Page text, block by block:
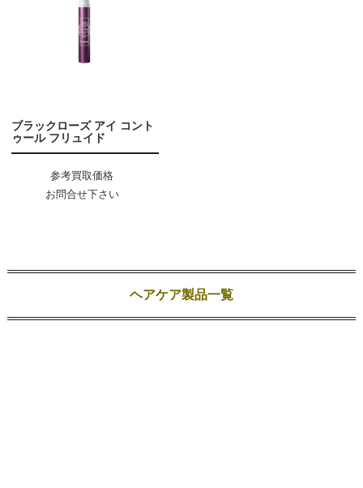
ブラックローズ アイ コント
ゥール フリュイド
参考買取価格
お問合せ下さい
ヘアケア製品一覧